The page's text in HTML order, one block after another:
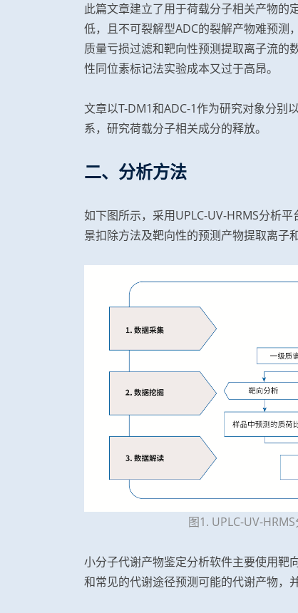
此篇文章建立了用于荷载分子相关产物的
低，且不可裂解型ADC的裂解产物难预测
质量亏损过滤和靶向性预测提取离子流的
性同位素标记法实验成本又过于高昂。
文章以T-DM1和ADC-1作为研究对象分别
系，研究荷载分子相关成分的释放。
二、分析方法
如下图所示，采用UPLC-UV-HRMS分析
景扣除方法及靶向性的预测产物提取离子
图1. UPLC-UV-
小分子代谢产物鉴定分析软件主要使用靶
和常见的代谢途径预测可能的代谢产物，